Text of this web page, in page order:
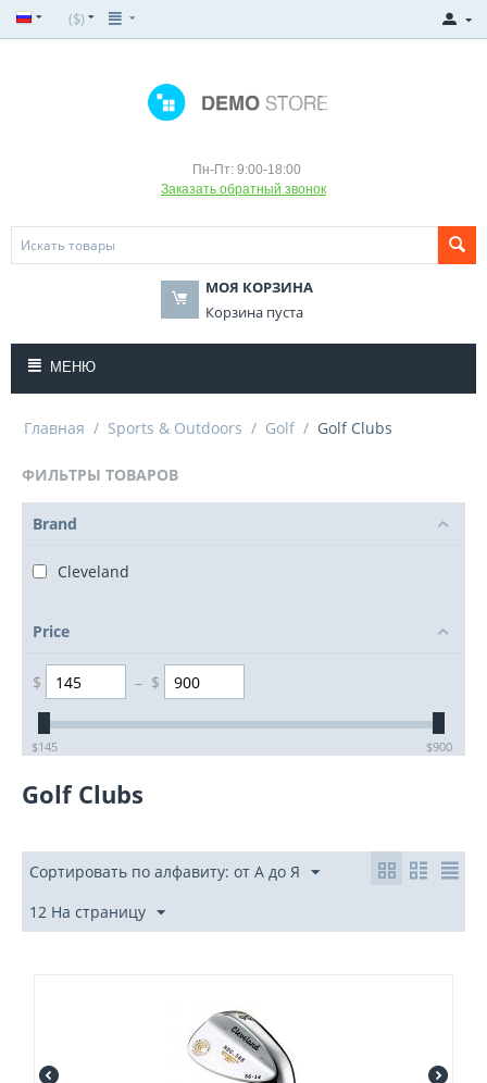
($)
Пн-Пт: 9:00-18:00
Заказать обратный звонок
МОЯ КОРЗИНА
Корзина пуста
МЕНЮ
Главная / Sports & Outdoors / Golf / Golf Clubs
ФИЛЬТРЫ ТОВАРОВ
Brand
Cleveland
Price
$ – $
‎$145 ‎$900
Golf Clubs
Сортировать по алфавиту: от А до Я
12 На страницу